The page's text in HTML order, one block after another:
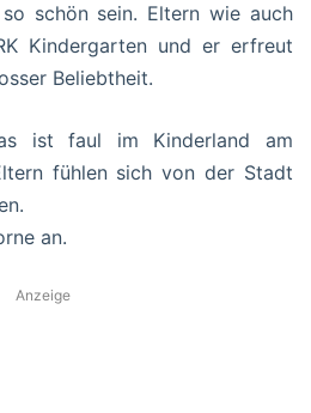
schön sein. Eltern wie auch
Kindergarten und er erfreut
Beliebtheit.
ist faul im Kinderland am
fühlen sich von der Stadt
an.
Anzeige